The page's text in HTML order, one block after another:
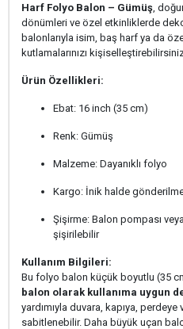
Harf Folyo Balon – Gümüş,
dönümleri ve özel etkinliklerde
balonlarıyla isim, baş harf ya da
kutlamalarınızı
Ürün Özellikleri:
Ebat: 16 inch (35 cm)
Renk: Gümüş
Malzeme: Dayanıklı folyo
Kargo: İnik halde
Şişirme: Balon pompası
şişirilebilir
Kullanım Bilgileri:
Bu folyo balon küçük boyutlu (35
balon olarak kullanıma uygun
yardımıyla duvara, kapıya,
sabitlenebilir. Daha büyük uçan